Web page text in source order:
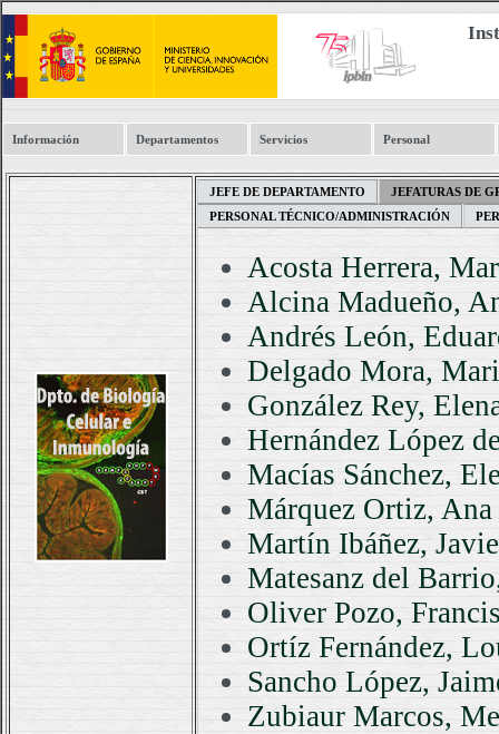
Información Departamentos Servicios Personal
JEFE DE DEPARTAMENTO
JEFATURAS DE
PERSONAL TÉCNICO/ADMINISTRACIÓN
Acosta Herrera,
Alcina Madueño,
Andrés León,
Delgado Mora,
González Rey,
Hernández López
Macías Sánchez,
Márquez Ortiz,
Martín Ibáñez,
Matesanz del
Oliver Pozo,
Ortíz Fernández,
Sancho López,
Zubiaur Marcos,